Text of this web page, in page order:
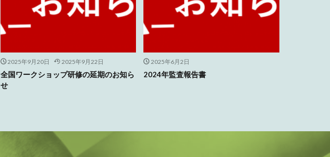
2025年9月20日 2025年9月22日
全国ワークショップ研修の延期のお知ら
せ
2025年6月2日
2024年監査報告書